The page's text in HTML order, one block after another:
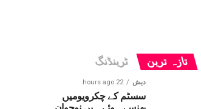
تازہ ترین ٹرینڈنگ
دیش 22 hours ago
سسٹم کے چکرویومیں